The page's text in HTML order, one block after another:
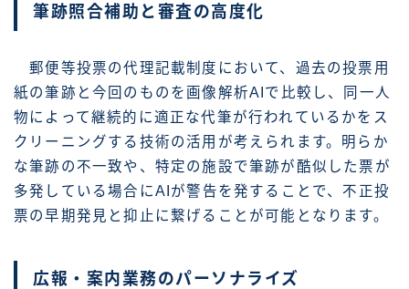
筆跡照合補助と審査の高度化
郵便等投票の代理記載制度において、過去の投票用
紙の筆跡と今回のものを画像解析AIで比較し、同一人
物によって継続的に適正な代筆が行われているかをス
クリーニングする技術の活用が考えられます。明らか
な筆跡の不一致や、特定の施設で筆跡が酷似した票が
多発している場合にAIが警告を発することで、不正投
票の早期発見と抑止に繋げることが可能となります。
広報・案内業務のパーソナライズ